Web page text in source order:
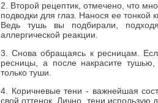
2. Второй рецептик, отмечено, что
подводки для глаз. Нанося ее тонкой
Ведь тушь вы подбирали,
аллергической реакции.
3. Снова обращаясь к ресницам.
ресницы, а после накрасите
только туши.
4. Коричневые тени - важнейшая
свой оттенок. Лично, тени